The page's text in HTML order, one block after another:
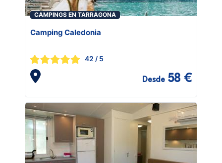
CAMPINGS EN TARRAGONA
Camping Caledonia
42 / 5
Desde 58 €